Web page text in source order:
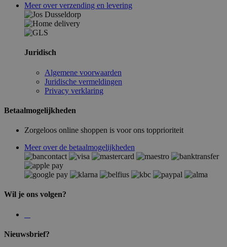
Meer over verzending en levering
Juridisch
Algemene voorwaarden
Juridische vermeldingen
Privacy verklaring
Betaalmogelijkheden
Zorgeloos online shoppen is voor ons topprioriteit
Meer over de betaalmogelijkheden
Wil je ons volgen?
Nieuwsbrief?